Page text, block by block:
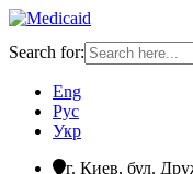
Search for:
Eng
Рус
Укр
г. Киев, бул.